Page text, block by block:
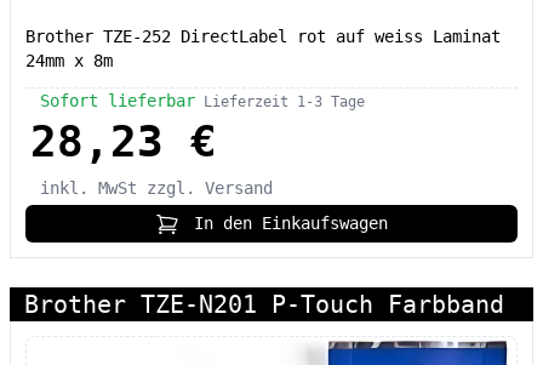
Brother TZE-252 DirectLabel rot auf weiss Laminat
24mm x 8m
Sofort lieferbar Lieferzeit 1-3 Tage
28,23 €
inkl. MwSt
zzgl. Versand
In den Einkaufswagen
Brother TZE-N201 P-Touch Farbband